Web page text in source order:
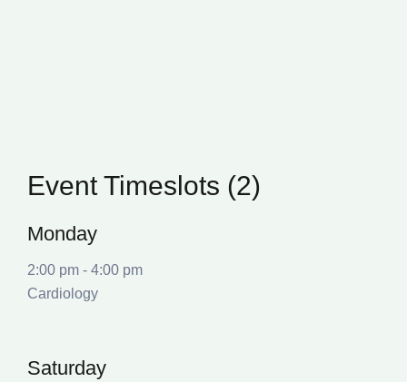
Event Timeslots (2)
Monday
2:00 pm - 4:00 pm
Cardiology
Saturday